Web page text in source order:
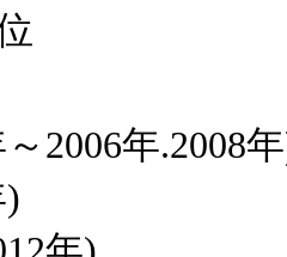
2006年.2008